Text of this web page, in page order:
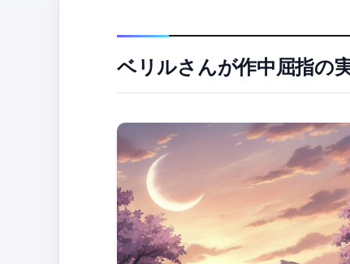
ベリルさんが作中屈指の